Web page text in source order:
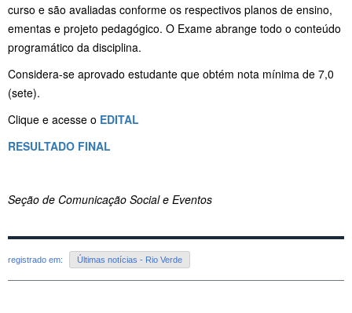
curso e são avaliadas conforme os respectivos planos de ensino,
ementas e projeto pedagógico. O Exame abrange todo o conteúdo
programático da disciplina.
Considera-se aprovado estudante que obtém nota mínima de 7,0
(sete).
Clique e acesse o EDITAL
RESULTADO FINAL
Seção de Comunicação Social e Eventos
registrado em: Últimas notícias - Rio Verde